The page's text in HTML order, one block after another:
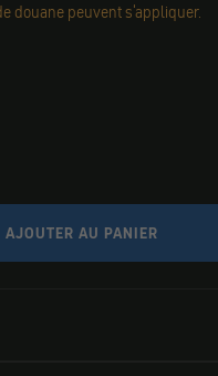
douane peuvent s'appliquer.
AJOUTER AU PANIER